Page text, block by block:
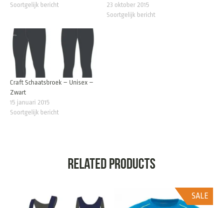
Soortgelijk bericht
23 oktober 2015
Soortgelijk bericht
Craft Schaatsbroek – Unisex –
Zwart
15 januari 2015
Soortgelijk bericht
Related products
SALE